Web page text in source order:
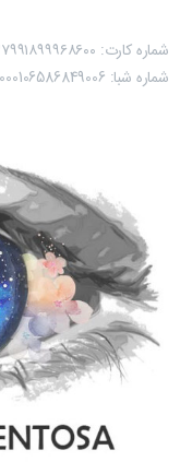
شماره کارت: ۶۰۳۷۹۹۱۸۹۹۹۶۸۶۰۰ شماره حساب:‌ ۰۱۰۶۵۸۶۸۴۹۰۰۶
شماره شبا: IR550170000000106586849006